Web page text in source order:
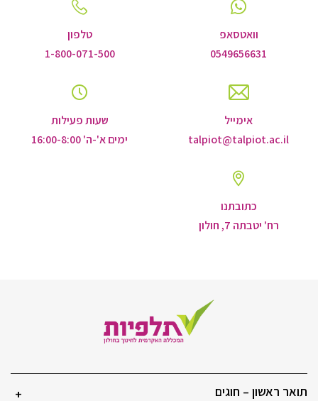
וואטסאפ
0549656631
טלפון
1-800-071-500
אימייל
talpiot@talpiot.ac.il
שעות פעילות
ימים א'-ה' 16:00-8:00
כתובתנו
רח' יטבתה 7, חולון
תואר ראשון – חוגים
+